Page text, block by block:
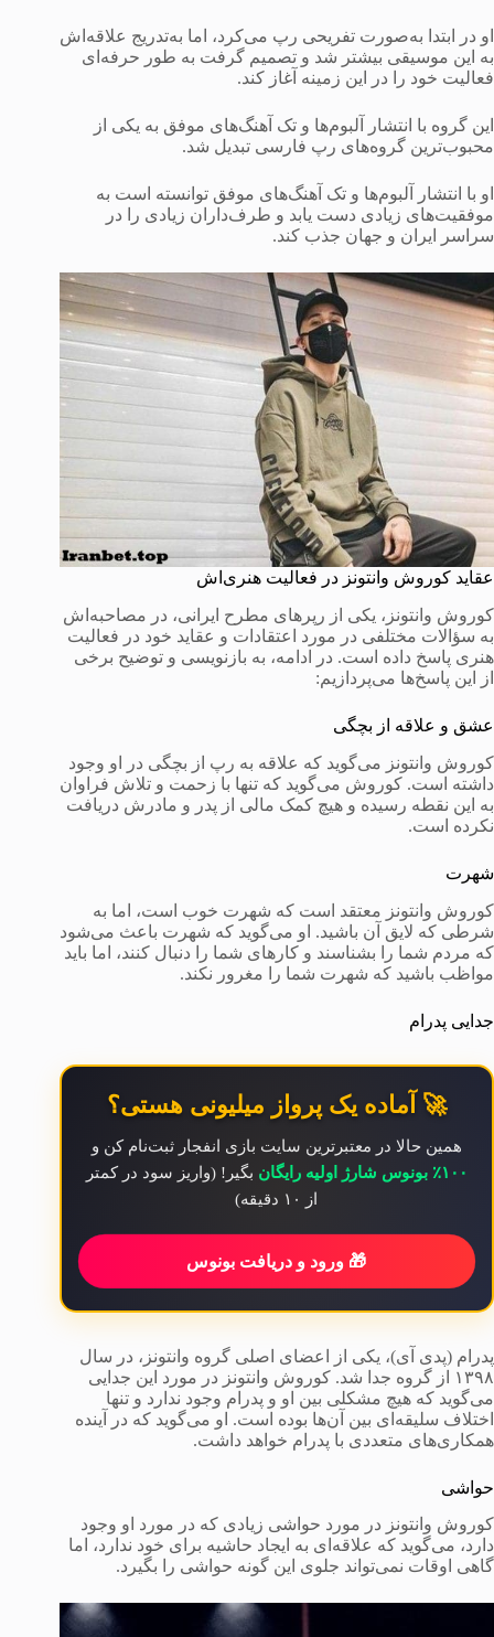
او در ابتدا به‌صورت تفریحی رپ می‌کرد، اما به‌تدریج علاقه‌اش
به این موسیقی بیشتر شد و تصمیم گرفت به طور حرفه‌ای
فعالیت خود را در این زمینه آغاز کند.
این گروه با انتشار آلبوم‌ها و تک آهنگ‌های موفق به یکی از
محبوب‌ترین گروه‌های رپ فارسی تبدیل شد.
او با انتشار آلبوم‌ها و تک آهنگ‌های موفق توانسته است به
موفقیت‌های زیادی دست یابد و طرف‌داران زیادی را در
سراسر ایران و جهان جذب کند.
عقاید کوروش وانتونز در فعالیت هنری‌اش
کوروش وانتونز، یکی از رپر‌های مطرح ایرانی، در مصاحبه‌اش
به سؤالات مختلفی در مورد اعتقادات و عقاید خود در فعالیت
هنری‌ پاسخ داده است. در ادامه، به بازنویسی و توضیح برخی
از این پاسخ‌ها می‌پردازیم:
عشق و علاقه از بچگی
کوروش وانتونز می‌گوید که علاقه به رپ از بچگی در او وجود
داشته است. کوروش می‌گوید که تنها با زحمت و تلاش فراوان
به این نقطه رسیده و هیچ کمک مالی از پدر و مادرش دریافت
نکرده است.
شهرت
کوروش وانتونز معتقد است که شهرت خوب است، اما به
شرطی که لایق آن باشید. او می‌گوید که شهرت باعث می‌شود
که مردم شما را بشناسند و کارهای شما را دنبال کنند، اما باید
مواظب باشید که شهرت شما را مغرور نکند.
جدایی پدرام
🚀 آماده یک پرواز میلیونی هستی؟
همین حالا در معتبرترین سایت بازی انفجار ثبت‌نام کن و
۱۰۰٪ بونوس شارژ اولیه رایگان
بگیر! (واریز سود در کمتر
از ۱۰ دقیقه)
🎁 ورود و دریافت بونوس
پدرام (پدی آی)، یکی از اعضای اصلی گروه وانتونز، در سال
۱۳۹۸ از گروه جدا شد. کوروش وانتونز در مورد این جدایی
می‌گوید که هیچ مشکلی بین او و پدرام وجود ندارد و تنها
اختلاف سلیقه‌ای بین آن‌ها بوده است. او می‌گوید که در آینده
همکاری‌های متعددی با پدرام خواهد داشت.
حواشی
کوروش وانتونز در مورد حواشی زیادی که در مورد او وجود
دارد، می‌گوید که علاقه‌ای به ایجاد حاشیه برای خود ندارد، اما
گاهی اوقات نمی‌تواند جلوی این گونه حواشی را بگیرد.